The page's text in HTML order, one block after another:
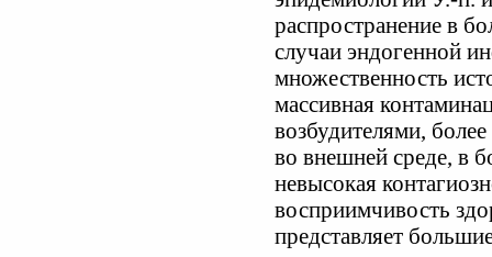
распространение в
случаи эндогенной
множественность
массивная
возбудителями,
во внешней среде, в
невысокая
восприимчивость
представляет